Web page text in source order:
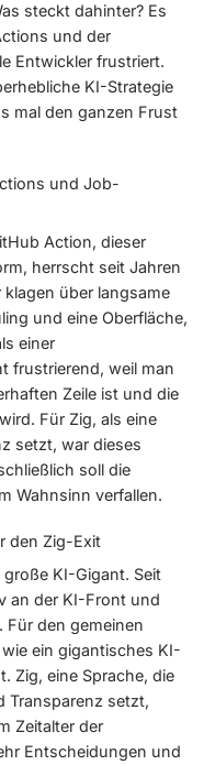
steckt dahinter? Es
und der
Entwickler frustriert.
KI-Strategie
mal den ganzen Frust
und Job-
Action, dieser
herrscht seit Jahren
über langsame
und eine Oberfläche,
einer
frustrierend, weil man
Zeile ist und die
Für Zig, als eine
setzt, war dieses
soll die
Wahnsinn verfallen.
den Zig-Exit
KI-Gigant. Seit
an der KI-Front und
Für den gemeinen
ein gigantisches KI-
Zig, eine Sprache, die
Transparenz setzt,
Zeitalter der
Entscheidungen und